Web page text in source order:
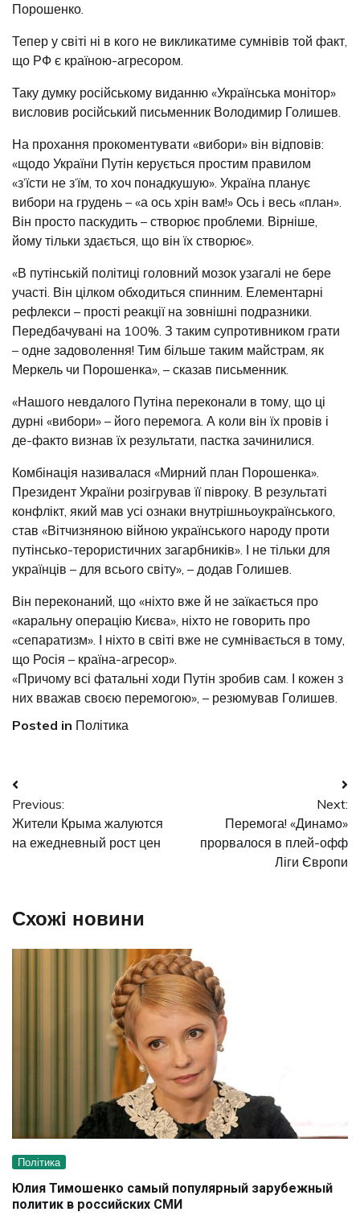
Порошенко.
Тепер у світі ні в кого не викликатиме сумнівів той факт,
що РФ є країною-агресором.
Таку думку російському виданню «Українська монітор»
висловив російський письменник Володимир Голишев.
На прохання прокоментувати «вибори» він відповів:
«щодо України Путін керується простим правилом
«з’їсти не з’їм, то хоч понадкушую». Україна планує
вибори на грудень – «а ось хрін вам!» Ось і весь «план».
Він просто паскудить – створює проблеми. Вірніше,
йому тільки здається, що він їх створює».
«В путінській політиці головний мозок узагалі не бере
участі. Він цілком обходиться спинним. Елементарні
рефлекси – прості реакції на зовнішні подразники.
Передбачувані на 100%. З таким супротивником грати
– одне задоволення! Тим більше таким майстрам, як
Меркель чи Порошенка», – сказав письменник.
«Нашого невдалого Путіна переконали в тому, що ці
дурні «вибори» – його перемога. А коли він їх провів і
де-факто визнав їх результати, пастка зачинилися.
Комбінація називалася «Мирний план Порошенка».
Президент України розігрував її півроку. В результаті
конфлікт, який мав усі ознаки внутрішньоукраїнського,
став «Вітчизняною війною українського народу проти
путінсько-терористичних загарбників». І не тільки для
українців – для всього світу», – додав Голишев.
Він переконаний, що «ніхто вже й не заїкається про
«каральну операцію Києва», ніхто не говорить про
«сепаратизм». І ніхто в світі вже не сумнівається в тому,
що Росія – країна-агресор».
«Причому всі фатальні ходи Путін зробив сам. І кожен з
них вважав своєю перемогою», – резюмував Голишев.
Posted in Політика
Навігація
записів
Previous:
Жители Крыма жалуются
на ежедневный рост цен
Next:
Перемога! «Динамо»
прорвалося в плей-офф
Ліги Європи
Схожі новини
Політика
Юлия Тимошенко самый популярный зарубежный
политик в российских СМИ